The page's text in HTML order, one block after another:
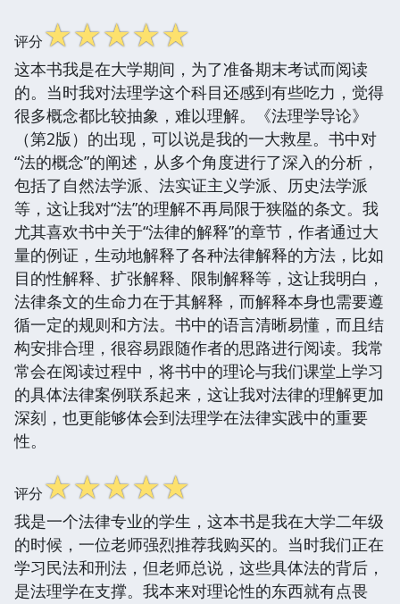
评分☆☆☆☆☆
这本书我是在大学期间，为了准备期末考试而阅读
的。当时我对法理学这个科目还感到有些吃力，觉得
很多概念都比较抽象，难以理解。《法理学导论》
（第2版）的出现，可以说是我的一大救星。书中对
“法的概念”的阐述，从多个角度进行了深入的分析，
包括了自然法学派、法实证主义学派、历史法学派
等，这让我对“法”的理解不再局限于狭隘的条文。我
尤其喜欢书中关于“法律的解释”的章节，作者通过大
量的例证，生动地解释了各种法律解释的方法，比如
目的性解释、扩张解释、限制解释等，这让我明白，
法律条文的生命力在于其解释，而解释本身也需要遵
循一定的规则和方法。书中的语言清晰易懂，而且结
构安排合理，很容易跟随作者的思路进行阅读。我常
常会在阅读过程中，将书中的理论与我们课堂上学习
的具体法律案例联系起来，这让我对法律的理解更加
深刻，也更能够体会到法理学在法律实践中的重要
性。
评分☆☆☆☆☆
我是一个法律专业的学生，这本书是我在大学二年级
的时候，一位老师强烈推荐我购买的。当时我们正在
学习民法和刑法，但老师总说，这些具体法的背后，
是法理学在支撑。我本来对理论性的东西就有点畏